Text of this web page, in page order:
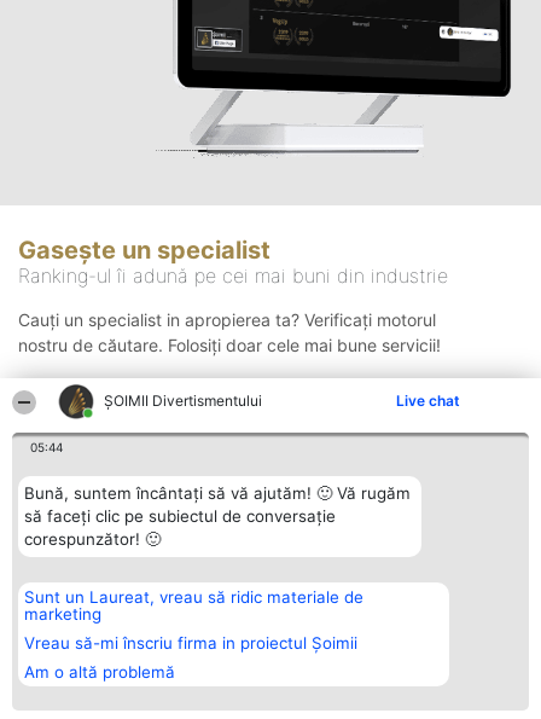
ŞOIMII Divertismentului Live chat
05:44
Bună, suntem încântați să vă ajutăm! 🙂 Vă rugăm
să faceți clic pe subiectul de conversație
corespunzător! 🙂
Sunt un Laureat, vreau să ridic materiale de
marketing
Vreau să-mi înscriu firma in proiectul Șoimii
Am o altă problemă
Gasește un specialist
Ranking-ul îi adună pe cei mai buni din industrie
Cauți un specialist in apropierea ta? Verificați motorul
nostru de căutare. Folosiți doar cele mai bune servicii!
Organizator Ranking
BRIGHT SOLUTIONS BR SRL
Aleea Timisul De Sus 2 Bl. A30
Sc. A Et. 4 Ap. 13 Cod 061952
București
CUI 36737675
Plebiscyt
Lista Tuturor
Laureaților
Statut
Contact